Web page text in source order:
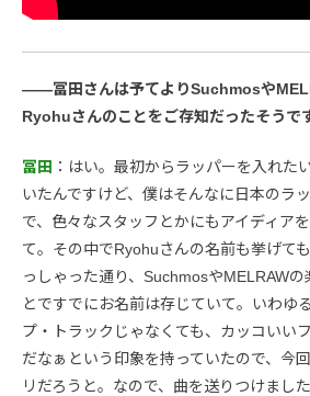
――冨田さんは予てよりSuchmosや
Ryohuさんのことをご存知だったそうで
冨田 ：はい。最初からラッパーを入れた
いたんですけど、僕はそんなに日本のラ
で、色々なスタッフとかにもアイディア
て。その中でRyohuさんの名前も挙げて
っしゃった通り、SuchmosやMELRAW
とですでにお名前は存じていて。いわゆ
プ・トラックじゃなくても、カッコいい
だなぁという印象を持っていたので、今
リだろうと。なので、曲を送りつけました